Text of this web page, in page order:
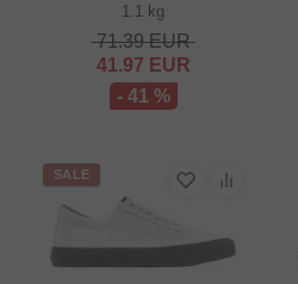
1.1 kg
71.39EUR
41.97 EUR
- 41 %
SALE